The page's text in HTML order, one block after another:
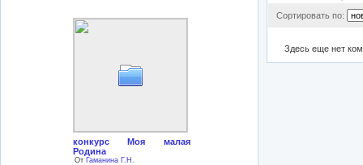
конкурс Моя малая
Родина
От Гаманина Г.Н.
Сортировать по:
Здесь еще нет